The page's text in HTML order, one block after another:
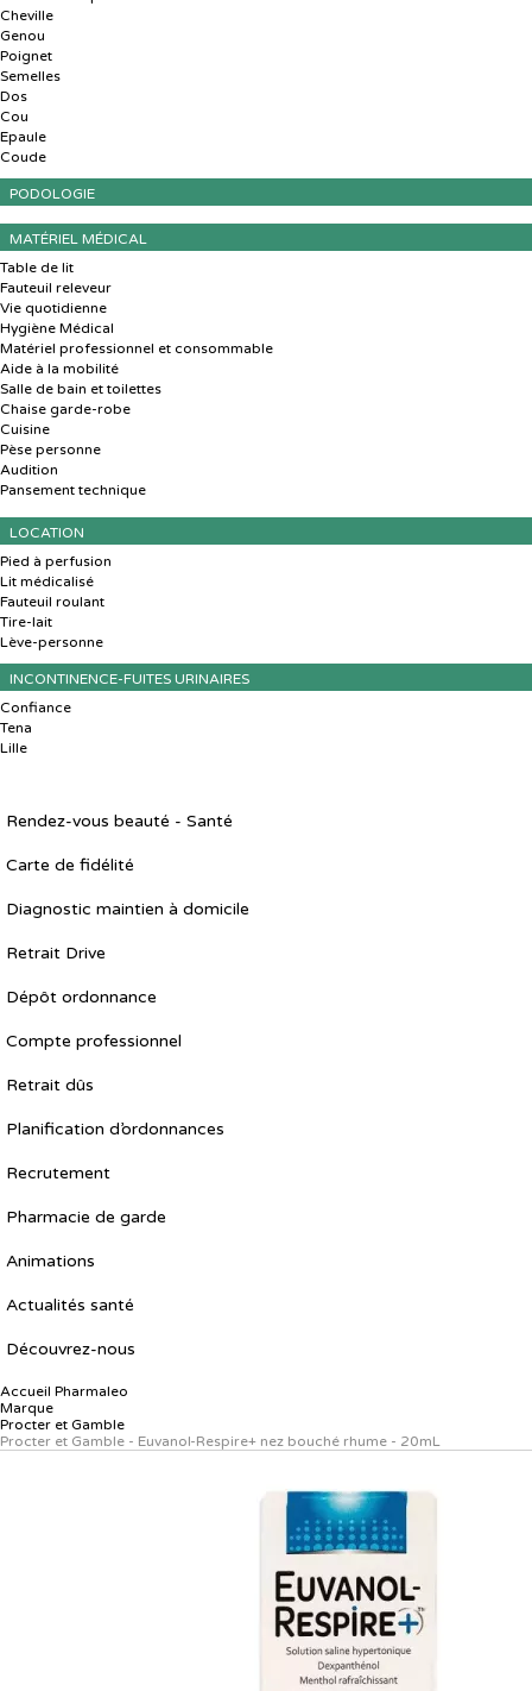
Cheville
Genou
Poignet
Semelles
Dos
Cou
Epaule
Coude
PODOLOGIE
MATÉRIEL MÉDICAL
Table de lit
Fauteuil releveur
Vie quotidienne
Hygiène Médical
Matériel professionnel et consommable
Aide à la mobilité
Salle de bain et toilettes
Chaise garde-robe
Cuisine
Pèse personne
Audition
Pansement technique
LOCATION
Pied à perfusion
Lit médicalisé
Fauteuil roulant
Tire-lait
Lève-personne
INCONTINENCE-FUITES URINAIRES
Confiance
Tena
Lille
Rendez-vous beauté - Santé
Carte de fidélité
Diagnostic maintien à domicile
Retrait Drive
Dépôt ordonnance
Compte professionnel
Retrait dûs
Planification d’ordonnances
Recrutement
Pharmacie de garde
Animations
Actualités santé
Découvrez-nous
Accueil Pharmaleo
Marque
Procter et Gamble
Procter et Gamble - Euvanol-Respire+ nez bouché rhume - 20mL